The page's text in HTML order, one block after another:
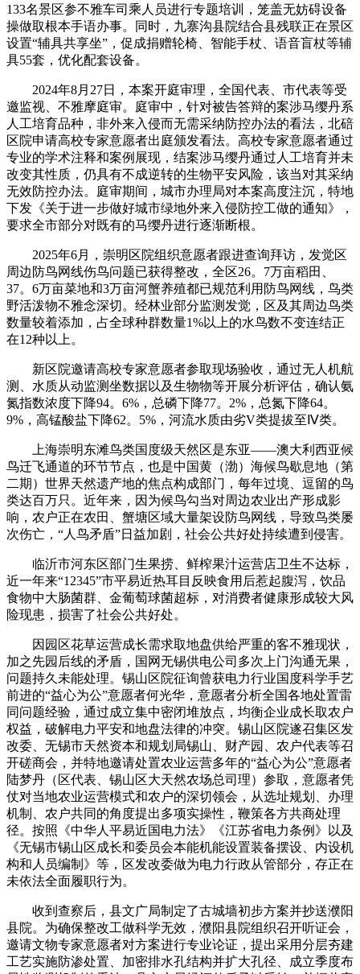
133名景区参不雅车司乘人员进行专题培训，笼盖无妨碍设备
操做取根本手语办事。同时，九寨沟县院结合县残联正在景区
设置“辅具共享坐”，促成捐赠轮椅、智能手杖、语音盲杖等辅
具55套，优化配套设备。
2024年8月27日，本案开庭审理，全国代表、市代表等受
邀监视、不雅摩庭审。庭审中，针对被告答辩的案涉马缨丹系
人工培育品种，非外来入侵而无需采纳防控办法的看法，北碚
区院申请高校专家意愿者出庭颁发看法。高校专家意愿者通过
专业的学术注释和案例展现，结案涉马缨丹通过人工培育并未
改变其性质，仍具有不成逆转的生物平安风险，该当对其采纳
无效防控办法。庭审期间，城市办理局对本案高度注沉，特地
下发《关于进一步做好城市绿地外来入侵防控工做的通知》，
要求全市部分对既有的马缨丹进行逐渐断根。
2025年6月，崇明区院组织意愿者跟进查询拜访，发觉区
周边防鸟网线伤鸟问题已获得整改，全区26。7万亩稻田、
37。6万亩菜地和3万亩河蟹养殖都已规范利用防鸟网线，鸟类
野活泼物不雅念深切。经林业部分监测发觉，区及其周边鸟类
数量较着添加，占全球种群数量1%以上的水鸟数不变连结正
在12种以上。
新区院邀请高校专家意愿者参取现场验收，通过无人机航
测、水质从动监测坐数据以及生物物等开展分析评估，确认氨
氮指数浓度下降94。6%，总磷下降77。2%，总氮下降64。
9%，高锰酸盐下降62。5%，河流水质由劣V类提拔至Ⅳ类。
上海崇明东滩鸟类国度级天然区是东亚——澳大利西亚候
鸟迁飞通道的环节节点，也是中国黄（渤）海候鸟歇息地（第
二期）世界天然遗产地的焦点构成部门，每年过境、逗留的鸟
类达百万只。近年来，因为候鸟勾当对周边农业出产形成影
响，农户正在农田、蟹塘区域大量架设防鸟网线，导致鸟类屡
次伤亡，“人鸟矛盾”日益加剧，社会公共好处持续遭到侵害。
临沂市河东区部门生果捞、鲜榨果汁运营店卫生不达标，
近一年来“12345”市平易近热耳目反映食用后惹起腹泻，饮品
食物中大肠菌群、金葡萄球菌超标，对消费者健康形成较大风
险现患，损害了社会公共好处。
因园区花草运营成长需求取地盘供给严重的客不雅现状，
加之先园后线的矛盾，国网无锡供电公司多次上门沟通无果，
问题持久未能处理。锡山区院征询曾获电力行业国度科学手艺
前进的“益心为公”意愿者何光华，意愿者分析全国各地处置雷
同问题经验，通过成立集中密闭堆放点，均衡企业成长取农户
权益，破解电力平安和地盘法律的冲突。锡山区院遂召集区发
改委、无锡市天然资本和规划局锡山、财产园、农户代表等召
开磋商会，并特地邀请处置农业运营多年的“益心为公”意愿者
陆梦丹（区代表、锡山区大天然农场总司理）参取，意愿者凭
仗对当地农业运营模式和农户的深切领会，从选址规划、办理
机制、农户共同的角度提出多项实操性，鞭策各方共商处理
径。按照《中华人平易近国电力法》《江苏省电力条例》以及
《无锡市锡山区成长和委员会本能机能设置装备摆设、内设机
构和人员编制》等，区发改委做为电力行政从管部分，存正在
未依法全面履职行为。
收到查察后，县文广局制定了古城墙初步方案并抄送濮阳
县院。为确保整改工做科学无效，濮阳县院组织召开听证会，
邀请文物专家意愿者对方案进行专业论证，提出采用分层夯建
工艺实施防渗处置、加密排水孔结构并扩大孔径、成立季度布